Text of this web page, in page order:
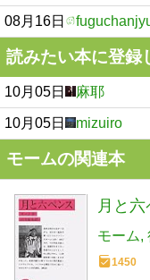
08月16日
読みたい本に登録
10月05日 麻耶
10月05日 mizuiro
モームの関連本
月と
モーム
1450